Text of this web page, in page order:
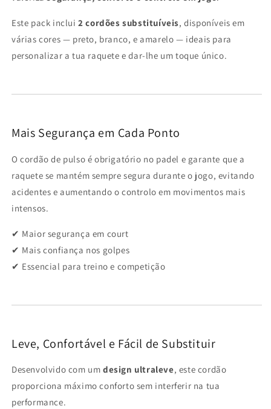
Este pack inclui2 cordões substituíveis, disponíveis em
várias cores — preto, branco, e amarelo — ideais para
personalizar a tua raquete e dar-lhe um toque único.
Mais Segurança em Cada Ponto
O cordão de pulso é obrigatório no padel e garante que a
raquete se mantém sempre segura durante o jogo, evitando
acidentes e aumentando o controlo em movimentos mais
intensos.
✔ Maior segurança em court
✔ Mais confiança nos golpes
✔ Essencial para treino e competição
Leve, Confortável e Fácil de Substituir
Desenvolvido com um design ultraleve, este cordão
proporciona máximo conforto sem interferir na tua
performance.